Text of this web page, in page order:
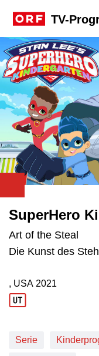
TV-
SuperHero
Art of the Steal
Die Kunst des
Produktionsland: USA
, USA
Produktionsjahr: 2021
2021
Serie